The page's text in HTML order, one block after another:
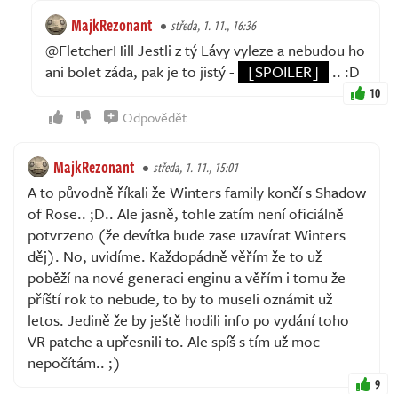
MajkRezonant středa, 1. 11., 16:36
@FletcherHill Jestli z tý Lávy vyleze a nebudou ho
ani bolet záda, pak je to jistý -
[SPOILER] .. :D
10
Odpovědět
MajkRezonant středa, 1. 11., 15:01
A to původně říkali že Winters family končí s Shadow
of Rose.. ;D.. Ale jasně, tohle zatím není oficiálně
potvrzeno (že devítka bude zase uzavírat Winters
děj). No, uvidíme. Každopádně věřím že to už
poběží na nové generaci enginu a věřím i tomu že
příští rok to nebude, to by to museli oznámit už
letos. Jedině že by ještě hodili info po vydání toho
VR patche a upřesnili to. Ale spíš s tím už moc
nepočítám.. ;)
9